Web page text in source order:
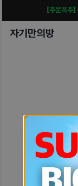
[주문폭주]
자기만의방